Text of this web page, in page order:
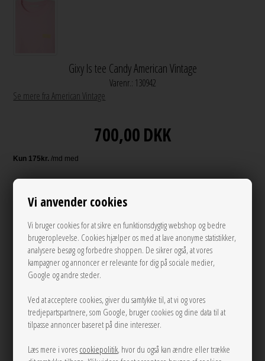
Vi anvender cookies
Vi bruger cookies for at sikre en funktionsdygtig webshop og bedre
brugeroplevelse. Cookies hjælper os med at lave anonyme statistikker,
analysere besøg og forbedre shoppen. De sikrer også, at vores
kampagner og annoncer er relevante for dig på sociale medier,
Google og andre steder.
Ved at acceptere cookies, giver du samtykke til, at vi og vores
tredjepartspartnere, som Google, bruger cookies og dine data til at
tilpasse annoncer baseret på dine interesser.
Læs mere i vores cookiepolitik, hvor du også kan ændre eller trække
Gixy ls tee Candy American Vintage
Varenr.: 130942
Se mere fra American Vintage
700,00DKK
XS/S M/L